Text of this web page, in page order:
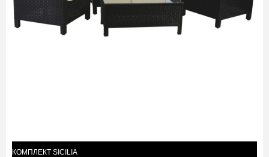
КОМПЛЕКТ SICILIA